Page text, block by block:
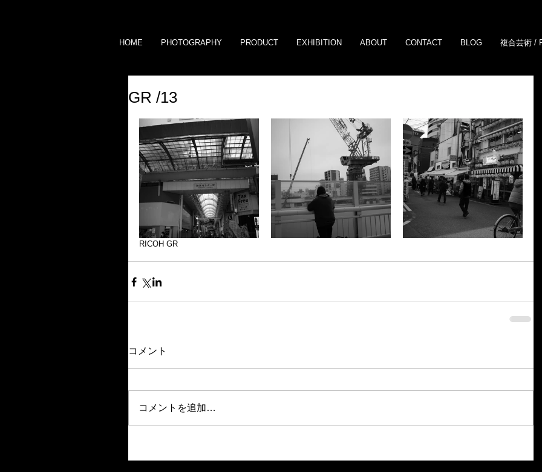
HOME PHOTOGRAPHY PRODUCT EXHIBITION ABOUT CONTACT BLOG 複合芸術 /
GR /13
RICOH GR
コメント
コメントを追加…